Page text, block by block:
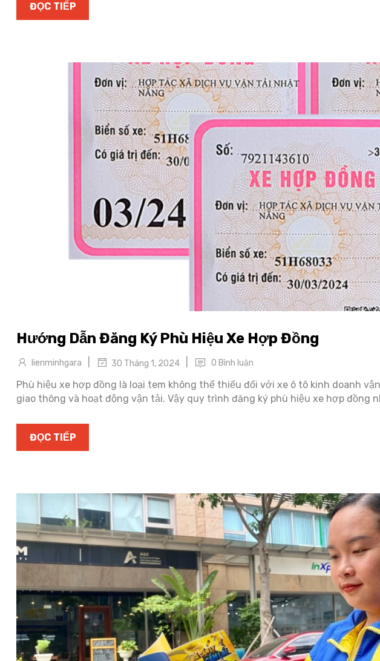
ĐỌC TIẾP
Hướng Dẫn Đăng Ký Phù Hiệu Xe Hợp Đồng
lienminhgara 30 Tháng 1, 2024 0 Bình luận
Phù hiệu xe hợp đồng là loại tem không thể thiếu đối với xe ô tô kinh doanh
giao thông và hoạt động vận tải. Vậy quy trình đăng ký phù hiệu xe hợp đồng
ĐỌC TIẾP